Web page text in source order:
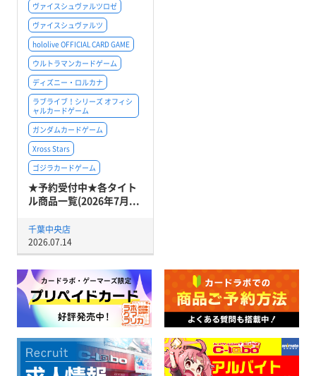
ヴァイスシュヴァルツロゼ
ヴァイスシュヴァルツ
hololive OFFICIAL CARD GAME
ウルトラマンカードゲーム
ディズニー・ロルカナ
ラブライブ！シリーズ オフィシ
ャルカードゲーム
ガンダムカードゲーム
Xross Stars
ゴジラカードゲーム
★予約受付中★各タイト
ル商品一覧(2026年7月...
千葉中央店
2026.07.14